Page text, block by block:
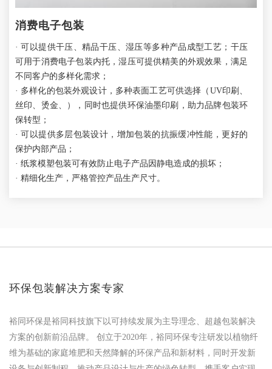
消费电子包装
· 可以提供干压、精品干压、湿压等多种产品成型工艺；干压
可用于消费电子包装内托，湿压可提供精美的外观效果，满足
不同客户的多样化需求；
· 多样化的包装外观设计，多种表面工艺可供选择（UV印刷、
丝印、烫金、），同时也提供环保油墨印刷，助力品牌包装环
保转型；
· 可以提供多层包装设计，增加包装的抗振缓冲性能，更好的
保护内部产品；
· 纸浆模塑包装可有效防止电子产品因静电造成的损坏；
· 精细化生产，严格管控产品生产尺寸。
环保包装解决方案专家
裕同环保是裕同科技旗下以可持续发展为主导理念、超越包装解决
方案的创新前沿品牌。 创立于2020年，裕同环保专注研发以植物纤
维为基础的家庭堆肥和天然降解的环保产品和新材料，同时开发新